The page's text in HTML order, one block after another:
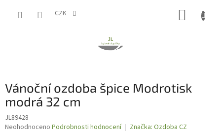
CZK
Vánoční ozdoba špice Modrotisk
modrá 32 cm
JL89428
Průměrné
Neohodnoceno Podrobnosti hodnocení Značka: Ozdoba CZ